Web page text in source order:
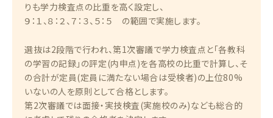
りも学力検査点の比重を高く設定し、
９：１、８：２、７：３、５：５ の範囲で実施します。
選抜は2段階で行われ、第1次審議で学力検査点と「各教科
の学習の記録」の評定(内申点)を各高校の比重で計算し、そ
の合計が定員(定員に満たない場合は受検者)の上位80%
いないの人を原則として合格とします。
第2次審議では面接・実技検査(実施校のみ)なども総合的